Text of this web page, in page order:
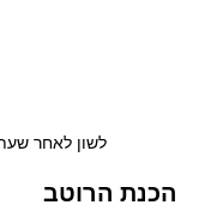
לשון לאחר
הכנת הרוטב